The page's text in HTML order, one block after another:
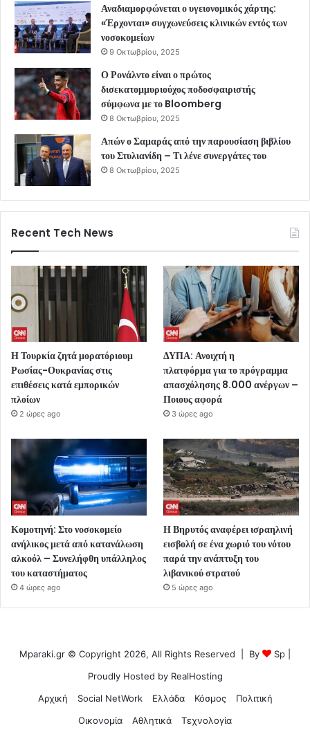
Αναδιαμορφώνεται ο υγειονομικός χάρτης:
«Έρχονται» συγχωνεύσεις κλινικών εντός των
νοσοκομείων
9 Οκτωβρίου, 2025
Ο Ρονάλντο είναι ο πρώτος
δισεκατομμυριούχος ποδοσφαιριστής
σύμφωνα με το Bloomberg
8 Οκτωβρίου, 2025
Απών ο Σαμαράς από την παρουσίαση βιβλίου
του Στυλιανίδη – Τι λένε συνεργάτες του
8 Οκτωβρίου, 2025
Recent Tech News
Η Τουρκία ζητά μορατόριουμ
Ρωσίας-Ουκρανίας στις
επιθέσεις κατά εμπορικών
πλοίων
2 ώρες ago
ΔΥΠΑ: Ανοιχτή η
πλατφόρμα για το πρόγραμμα
απασχόλησης 8.000 ανέργων –
Ποιους αφορά
3 ώρες ago
Κομοτηνή: Στο νοσοκομείο
ανήλικος μετά από κατανάλωση
αλκοόλ – Συνελήφθη υπάλληλος
του καταστήματος
4 ώρες ago
Η Βηρυτός αναφέρει ισραηλινή
εισβολή σε ένα χωριό του νότου
παρά την ανάπτυξη του
λιβανικού στρατού
5 ώρες ago
Mparaki.gr © Copyright 2026, All Rights Reserved | By Sp
Proudly Hosted by RealHosting
Αρχική
Social NetWork Ελλάδα Κόσμος
Πολιτική
Οικονομία
Αθλητικά Τεχνολογία